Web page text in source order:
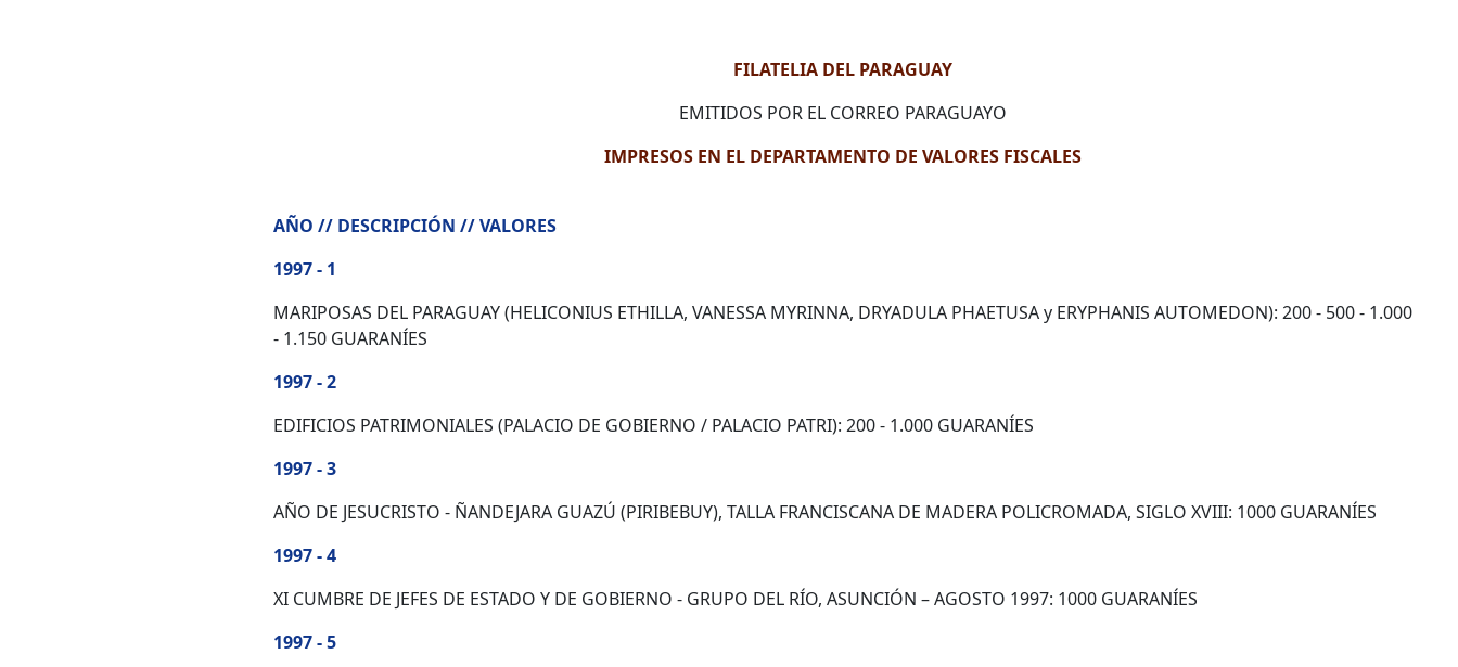
FILATELIA DEL PARAGUAY
EMITIDOS POR EL CORREO PARAGUAYO
IMPRESOS EN EL DEPARTAMENTO DE VALORES FISCALES
AÑO // DESCRIPCIÓN // VALORES
1997 - 1
MARIPOSAS DEL PARAGUAY (HELICONIUS ETHILLA, VANESSA MYRINNA, DRYADULA PHAETUSA y ERYPHANIS AUTOMEDON): 200 - 500 - 1.000
- 1.150 GUARANÍES
1997 - 2
EDIFICIOS PATRIMONIALES (PALACIO DE GOBIERNO / PALACIO PATRI): 200 - 1.000 GUARANÍES
1997 - 3
AÑO DE JESUCRISTO - ÑANDEJARA GUAZÚ (PIRIBEBUY), TALLA FRANCISCANA DE MADERA POLICROMADA, SIGLO XVIII: 1000 GUARANÍES
1997 - 4
XI CUMBRE DE JEFES DE ESTADO Y DE GOBIERNO - GRUPO DEL RÍO, ASUNCIÓN – AGOSTO 1997: 1000 GUARANÍES
1997 - 5